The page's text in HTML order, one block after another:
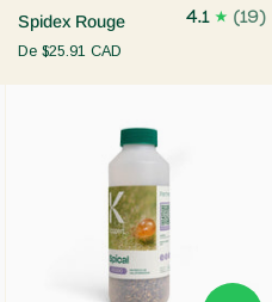
Spidex
Rouge
Spidex Rouge 4.1
(19)
De $25.91 CAD